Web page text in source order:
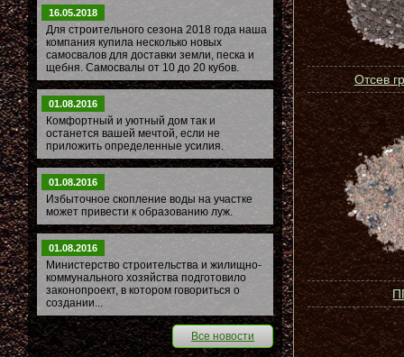
Отсев
16.05.2018
Для строительного сезона 2018 года наша
компания купила несколько новых
самосвалов для доставки земли, песка и
щебня. Самосвалы от 10 до 20 кубов.
01.08.2016
Комфортный и уютный дом так и
останется вашей мечтой, если не
приложить определенные усилия.
01.08.2016
Избыточное скопление воды на участке
может привести к образованию луж.
01.08.2016
Министерство строительства и жилищно-
коммунального хозяйства подготовило
законопроект, в котором говориться о
создании...
Все новости